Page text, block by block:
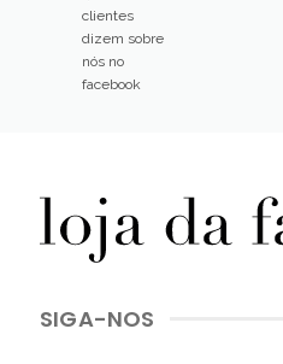
clientes
dizem sobre
nós no
facebook
SIGA-NOS